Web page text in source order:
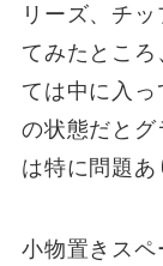
リーズ、チ
てみたとこ
ては中に入
の状態だと
は特に問題あ
小物置きス